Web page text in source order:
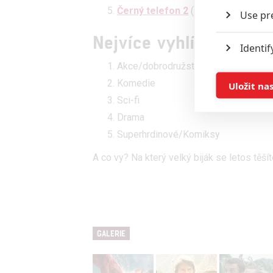
Černý telefon 2 ( The Black Phone 2
Nejvíce vyhlížené
Akce/dobrodružství
Komedie
Sci-fi
Drama
Superhrdinové/Komiksy
A co vy? Na který velký biják se letos
GALERIE
Use
Store
and
možnost:
Uložit